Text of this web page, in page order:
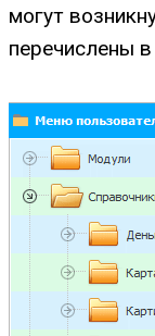
могут
перечислены